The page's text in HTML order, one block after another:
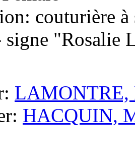
couturière à
signe "Rosalie
LAMONTRE,
HACQUIN,